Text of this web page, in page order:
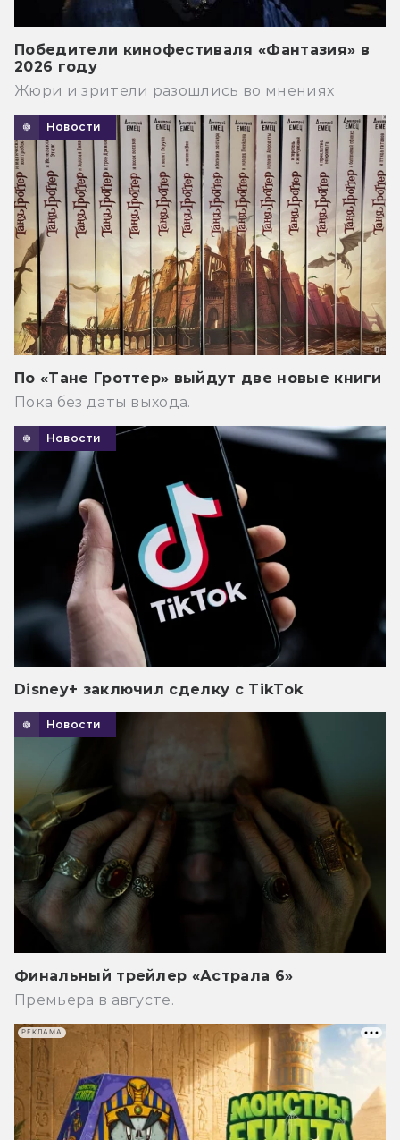
Победители кинофестиваля «Фантазия» в
2026 году
Жюри и зрители разошлись во мнениях
Новости
По «Тане Гроттер» выйдут две новые книги
Пока без даты выхода.
Новости
Disney+ заключил сделку с TikTok
Новости
Финальный трейлер «Астрала 6»
Премьера в августе.
РЕКЛАМА